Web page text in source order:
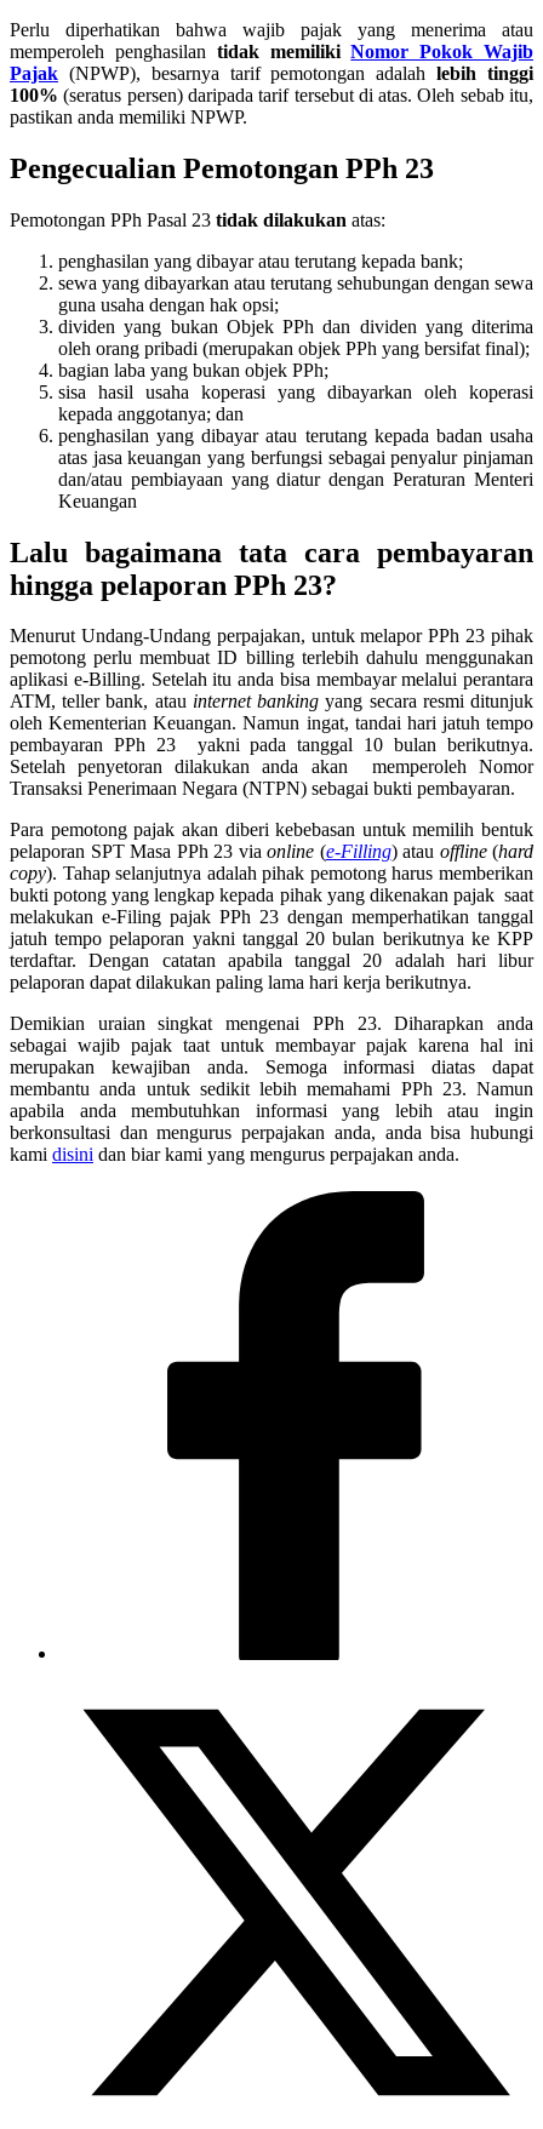
Perlu diperhatikan bahwa wajib pajak yang menerima atau
memperoleh penghasilan tidak memilikiNomor Pokok Wajib
Pajak (NPWP), besarnya tarif pemotongan adalahlebih tinggi
100% (seratus persen) daripada tarif tersebut di atas. Oleh sebab itu,
pastikan anda memiliki NPWP.
Pengecualian Pemotongan PPh 23
Pemotongan PPh Pasal 23 tidak dilakukan atas:
penghasilan yang dibayar atau terutang kepada bank;
sewa yang dibayarkan atau terutang sehubungan dengan sewa
guna usaha dengan hak opsi;
dividen yang bukan Objek PPh dan dividen yang diterima
oleh orang pribadi (merupakan objek PPh yang bersifat final);
bagian laba yang bukan objek PPh;
sisa hasil usaha koperasi yang dibayarkan oleh koperasi
kepada anggotanya; dan
penghasilan yang dibayar atau terutang kepada badan usaha
atas jasa keuangan yang berfungsi sebagai penyalur pinjaman
dan/atau pembiayaan yang diatur dengan Peraturan Menteri
Keuangan
Lalu bagaimana tata cara pembayaran
hingga pelaporan PPh 23?
Menurut Undang-Undang perpajakan, untuk melapor PPh 23 pihak
pemotong perlu membuat ID billing terlebih dahulu menggunakan
aplikasi e-Billing. Setelah itu anda bisa membayar melalui perantara
ATM, teller bank, atau internet bankingyang secara resmi ditunjuk
oleh Kementerian Keuangan. Namun ingat, tandai hari jatuh tempo
pembayaran PPh 23 yakni pada tanggal 10 bulan berikutnya.
Setelah penyetoran dilakukan anda akan memperoleh Nomor
Transaksi Penerimaan Negara (NTPN) sebagai bukti pembayaran.
Para pemotong pajak akan diberi kebebasan untuk memilih bentuk
pelaporan SPT Masa PPh 23 via online (e-Filling) atau offline(hard
copy). Tahap selanjutnya adalah pihak pemotong harus memberikan
bukti potong yang lengkap kepada pihak yang dikenakan pajak saat
melakukan e-Filing pajak PPh 23 dengan memperhatikan tanggal
jatuh tempo pelaporan yakni tanggal 20 bulan berikutnya ke KPP
terdaftar. Dengan catatan apabila tanggal 20 adalah hari libur
pelaporan dapat dilakukan paling lama hari kerja berikutnya.
Demikian uraian singkat mengenai PPh 23. Diharapkan anda
sebagai wajib pajak taat untuk membayar pajak karena hal ini
merupakan kewajiban anda. Semoga informasi diatas dapat
membantu anda untuk sedikit lebih memahami PPh 23. Namun
apabila anda membutuhkan informasi yang lebih atau ingin
berkonsultasi dan mengurus perpajakan anda, anda bisa hubungi
kami disini dan biar kami yang mengurus perpajakan anda.